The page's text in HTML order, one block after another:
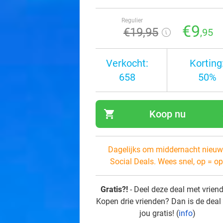
Regulier
€19,95 €9,95
Verkocht:
658
50%
shopping_cart Koop nu
Dagelijks om middernacht
Social Deals. Wees snel, op =
Gratis?! - Deel deze deal met
Kopen drie vrienden? Dan is de
jou gratis! (info)